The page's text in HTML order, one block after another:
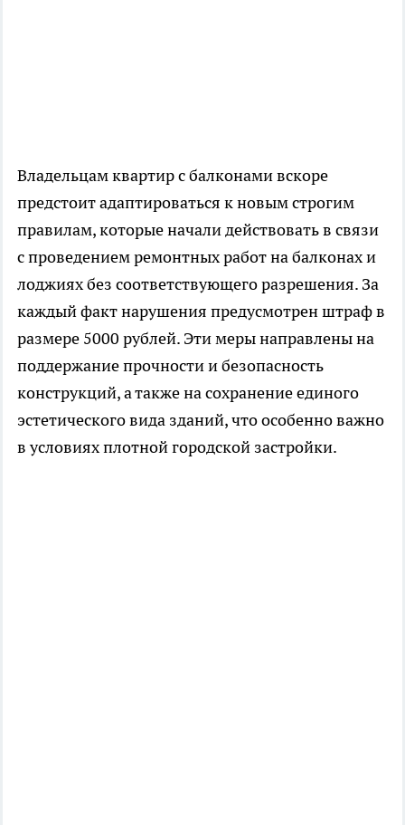
Владельцам квартир с балконами вскоре
предстоит адаптироваться к новым строгим
правилам, которые начали действовать в связи
с проведением ремонтных работ на балконах и
лоджиях без соответствующего разрешения. За
каждый факт нарушения предусмотрен штраф в
размере 5000 рублей. Эти меры направлены на
поддержание прочности и безопасность
конструкций, а также на сохранение единого
эстетического вида зданий, что особенно важно
в условиях плотной городской застройки.